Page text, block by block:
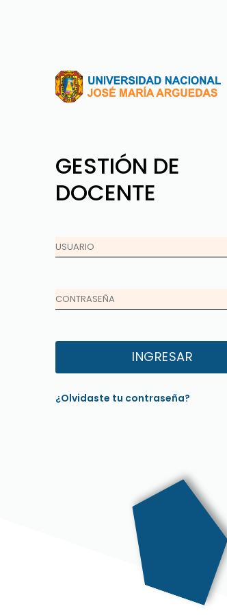
GESTIÓN DE
DOCENTE
INGRESAR
¿Olvidaste tu contraseña?